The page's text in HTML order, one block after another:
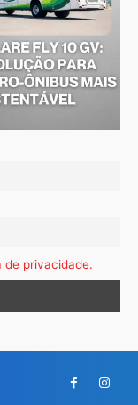
de privacidade.